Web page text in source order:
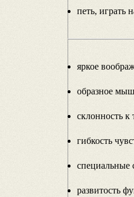
петь, играть
яркое
образное
склонность к
гибкость
специальные
развитость